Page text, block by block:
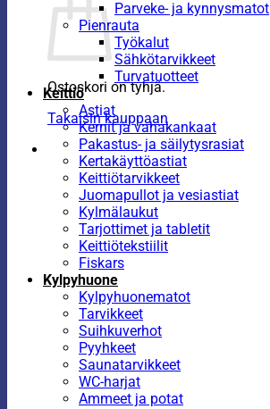
Ostoskori on tyhjä.
Takaisin kauppaan
Parveke- ja kynnysmatot
Pienrauta
Työkalut
Sähkötarvikkeet
Turvatuotteet
Keittiö
Astiat
Kernit ja vahakankaat
Pakastus- ja säilytysrasiat
Kertakäyttöastiat
Keittiötarvikkeet
Juomapullot ja vesiastiat
Kylmälaukut
Tarjottimet ja tabletit
Keittiötekstiilit
Fiskars
Kylpyhuone
Kylpyhuonematot
Tarvikkeet
Suihkuverhot
Pyyhkeet
Saunatarvikkeet
WC-harjat
Ammeet ja potat